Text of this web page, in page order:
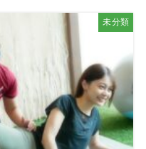
未分類